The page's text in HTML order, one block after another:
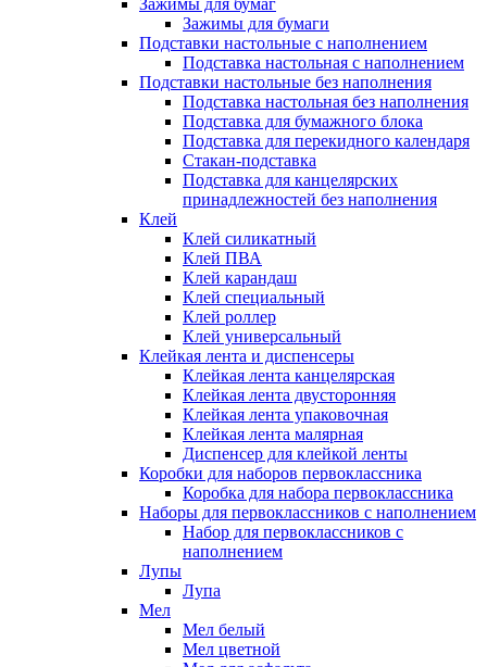
Зажимы для бумаг
Зажимы для бумаги
Подставки настольные с наполнением
Подставка настольная с наполнением
Подставки настольные без наполнения
Подставка настольная без наполнения
Подставка для бумажного блока
Подставка для перекидного календаря
Стакан-подставка
Подставка для канцелярских
принадлежностей без наполнения
Клей
Клей силикатный
Клей ПВА
Клей карандаш
Клей специальный
Клей роллер
Клей универсальный
Клейкая лента и диспенсеры
Клейкая лента канцелярская
Клейкая лента двусторонняя
Клейкая лента упаковочная
Клейкая лента малярная
Диспенсер для клейкой ленты
Коробки для наборов первоклассника
Коробка для набора первоклассника
Наборы для первоклассников с наполнением
Набор для первоклассников с
наполнением
Лупы
Лупа
Мел
Мел белый
Мел цветной